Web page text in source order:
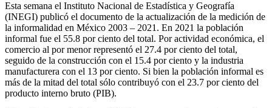
Esta semana el Instituto Nacional de Estadística y Geografía
(INEGI) publicó el documento de la actualización de la medición de
la informalidad en México 2003 – 2021. En 2021 la población
informal fue el 55.8 por ciento del total. Por actividad económica, el
comercio al por menor representó el 27.4 por ciento del total,
seguido de la construcción con el 15.4 por ciento y la industria
manufacturera con el 13 por ciento. Si bien la población informal es
más de la mitad del total sólo contribuyó con el 23.7 por ciento del
producto interno bruto (PIB).